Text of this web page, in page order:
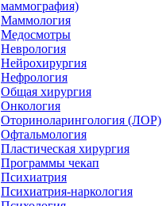
маммография)
Маммология
Медосмотры
Неврология
Нейрохирургия
Нефрология
Общая хирургия
Онкология
Оториноларингология (ЛОР)
Офтальмология
Пластическая хирургия
Программы чекап
Психиатрия
Психиатрия-наркология